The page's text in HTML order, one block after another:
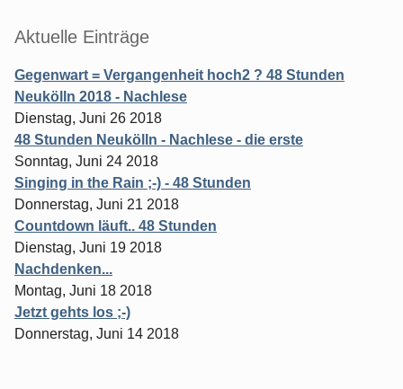
Aktuelle Einträge
Gegenwart = Vergangenheit hoch2 ? 48 Stunden
Neukölln 2018 - Nachlese
Dienstag, Juni 26 2018
48 Stunden Neukölln - Nachlese - die erste
Sonntag, Juni 24 2018
Singing in the Rain ;-) - 48 Stunden
Donnerstag, Juni 21 2018
Countdown läuft.. 48 Stunden
Dienstag, Juni 19 2018
Nachdenken...
Montag, Juni 18 2018
Jetzt gehts los ;-)
Donnerstag, Juni 14 2018